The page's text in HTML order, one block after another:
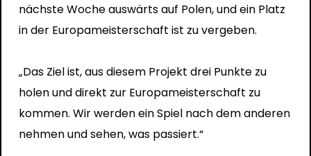
nächste Woche auswärts auf Polen, und ein Platz
in der Europameisterschaft ist zu vergeben.
„Das Ziel ist, aus diesem Projekt drei Punkte zu
holen und direkt zur Europameisterschaft zu
kommen. Wir werden ein Spiel nach dem anderen
nehmen und sehen, was passiert.“